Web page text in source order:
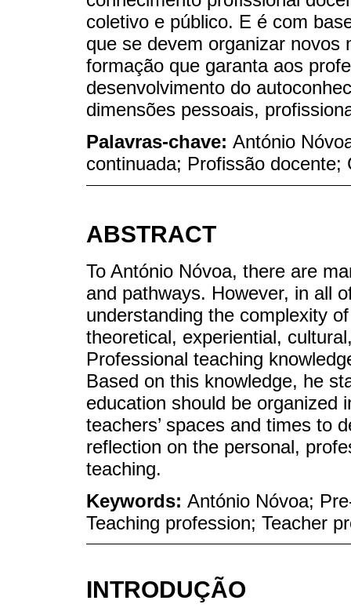
coletivo e público. E é com
que se devem organizar novos
formação que garanta aos
desenvolvimento do
dimensões pessoais,
Palavras-chave: António
continuada; Profissão
ABSTRACT
To António Nóvoa, there are
and pathways. However, in all
understanding the complexity
theoretical, experiential,
Professional teaching
Based on this knowledge, he
education should be organized
teachers’ spaces and times to
reflection on the personal,
teaching.
Keywords: António Nóvoa;
Teaching profession; Teacher
INTRODUÇÃO